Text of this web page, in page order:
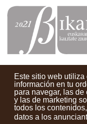
Este sitio web
información en tu
para navegar, las
y las de marketing
todos los
datos a los
Contactos